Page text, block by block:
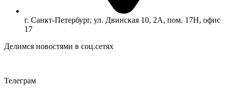
г. Санкт-Петербург, ул. Двинская 10, 2А, пом. 17Н, офис
17
Делимся новостями в соц.сетях
Телеграм